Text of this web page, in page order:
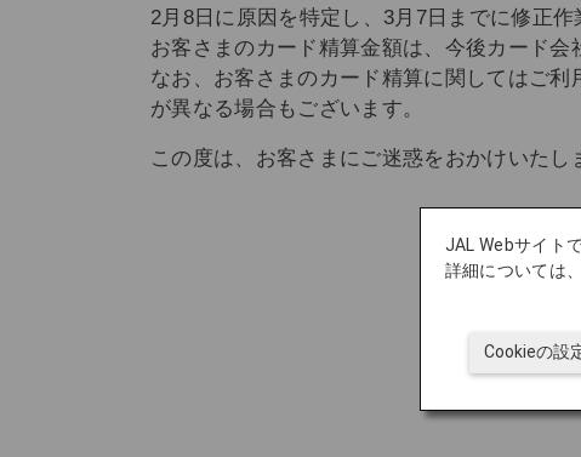
2月8日に原因を特定し、3月7日までに修正作
お客さまのカード精算金額は、今後カード会
なお、お客さまのカード精算に関してはご
が異なる場合もございます。
この度は、お客さまにご迷惑をおかけいたし
JAL Webサイト
詳細については
Cookieの設